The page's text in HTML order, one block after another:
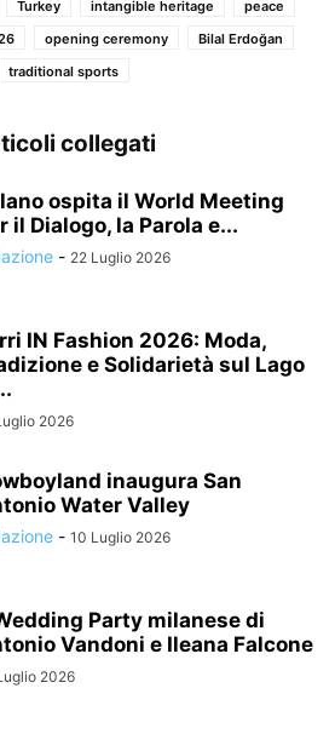
Turkey intangible heritage
peace
opening ceremony
Bilal Erdoğan
traditional sports
collegati
ospita il World Meeting
il Dialogo, la Parola e...
- 22 Luglio 2026
IN Fashion 2026: Moda,
e Solidarietà sul Lago
2026
inaugura San
Water Valley
- 10 Luglio 2026
Party milanese di
Vandoni e Ileana Falcone
2026